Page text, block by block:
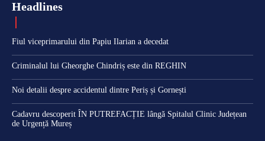
Headlines
Fiul viceprimarului din Papiu Ilarian a decedat
Criminalul lui Gheorghe Chindriș este din REGHIN
Noi detalii despre accidentul dintre Periș și Gornești
Cadavru descoperit ÎN PUTREFACȚIE lângă Spitalul Clinic Județean
de Urgență Mureș